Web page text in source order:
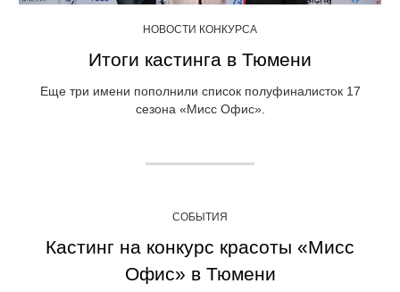
НОВОСТИ КОНКУРСА
Итоги кастинга в Тюмени
Еще три имени пополнили список полуфиналисток 17
сезона «Мисс Офис».
СОБЫТИЯ
Кастинг на конкурс красоты «Мисс
Офис» в Тюмени